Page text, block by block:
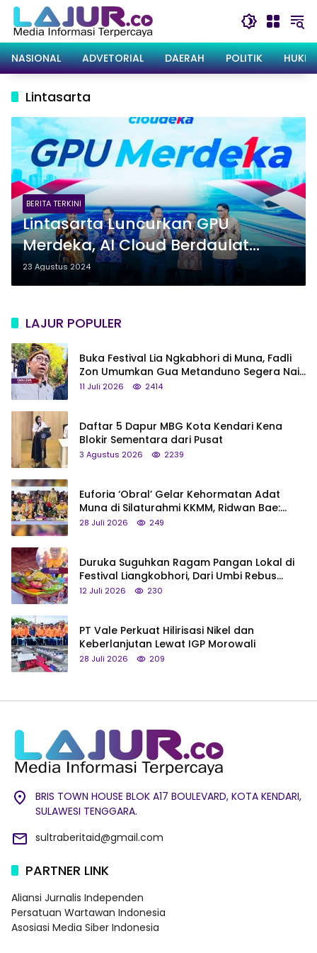
Langsung
konten
NASIONAL
ADVETORIAL DAERAH POLITIK
Lintasarta
BERITA TERKINI
Lintasarta Luncurkan GPU
Merdeka, AI Cloud Berdaulat
Pertama & Tercanggih
23 Agustus 2024
LAJUR POPULER
Buka Festival Lia Ngkabhori di Muna, Fadli
Zon Umumkan Gua Metanduno Segera Naik
Status Jadi Cagar Budaya Nasional
11 Juli 2026 2414
Daftar 5 Dapur MBG Kota Kendari Kena
Blokir Sementara dari Pusat
3 Agustus 2026 2239
Euforia ‘Obral’ Gelar Kehormatan Adat
Muna di Silaturahmi KKMM, Ridwan Bae:
Saya Bukan Tipe Begitu, Belum Pantas!
28 Juli 2026 249
Duruka Suguhkan Ragam Pangan Lokal di
Festival Liangkobhori, Dari Umbi Rebus
hingga Tumpeng Beras Muna
12 Juli 2026 230
PT Vale Perkuat Hilirisasi Nikel dan
Keberlanjutan Lewat IGP Morowali
28 Juli 2026 209
BRIS TOWN HOUSE BLOK A17 BOULEVARD, KOTA KENDARI,
SULAWESI TENGGARA.
sultraberitaid@gmail.com
PARTNER LINK
Aliansi Jurnalis Independen
Persatuan Wartawan Indonesia
Asosiasi Media Siber Indonesia